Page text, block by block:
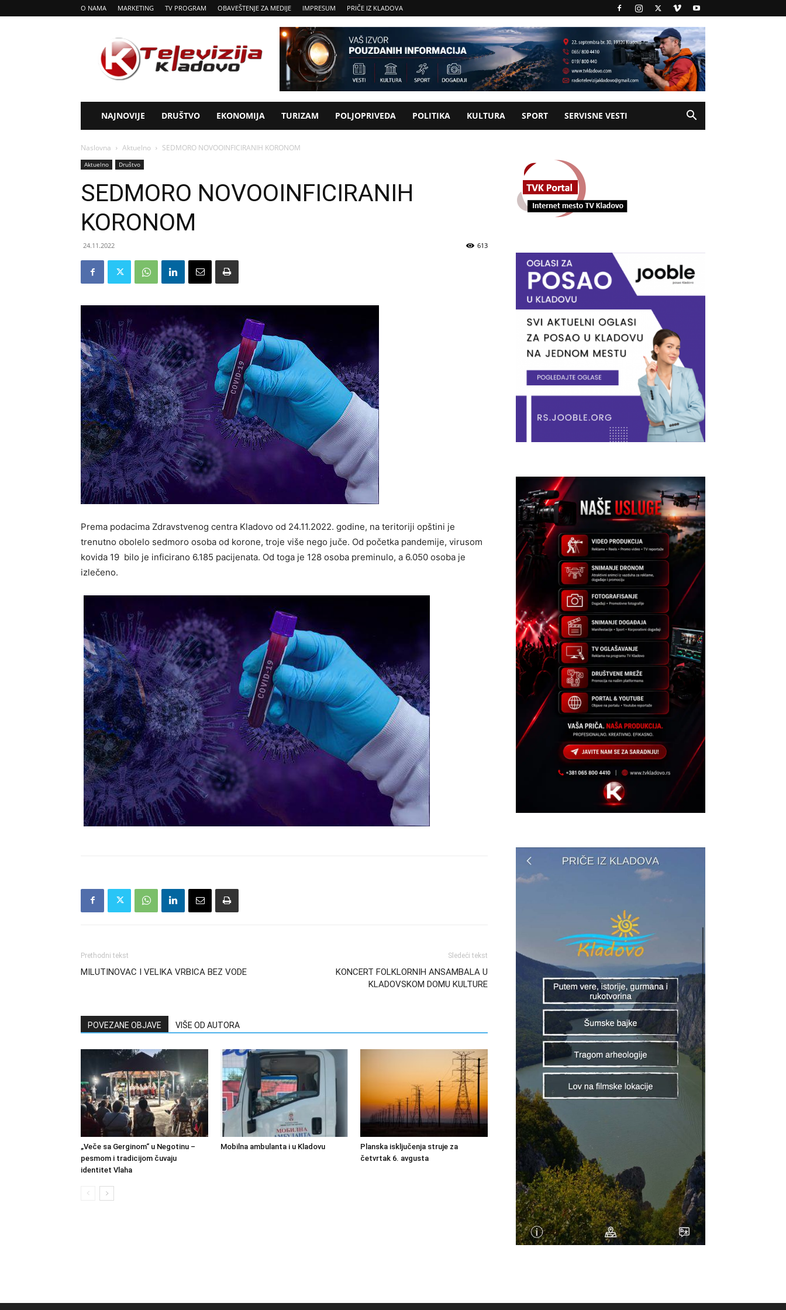
O NAMA MARKETING TV PROGRAM OBAVEŠTENJE ZA MEDIJE IMPRESUM PRIČE IZ KLADOVA
Tv
Kladovo
NAJNOVIJE DRUŠTVO EKONOMIJA TURIZAM POLJOPRIVEDA POLITIKA KULTURA SPORT SERVISNE VESTI
Naslovna Aktuelno SEDMORO NOVOOINFICIRANIH KORONOM
Aktuelno Društvo
SEDMORO NOVOOINFICIRANIH
KORONOM
24.11.2022 613
Prema podacima Zdravstvenog centra Kladovo od 24.11.2022. godine, na teritoriji opštini je
trenutno obolelo sedmoro osoba od korone, troje više nego juče. Od početka pandemije, virusom
kovida 19 bilo je inficirano 6.185 pacijenata. Od toga je 128 osoba preminulo, a 6.050 osoba je
izlečeno.
Prethodni tekst
MILUTINOVAC I VELIKA VRBICA BEZ VODE
Sledeći tekst
KONCERT FOLKLORNIH ANSAMBALA U
KLADOVSKOM DOMU KULTURE
POVEZANE OBJAVE VIŠE OD AUTORA
„Veče sa Gerginom“ u Negotinu –
pesmom i tradicijom čuvaju
identitet Vlaha
Mobilna ambulanta i u Kladovu
Planska isključenja struje za
četvrtak 6. avgusta